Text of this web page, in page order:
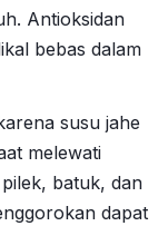
Antioksidan
bebas dalam
susu jahe
melewati
batuk, dan
dapat